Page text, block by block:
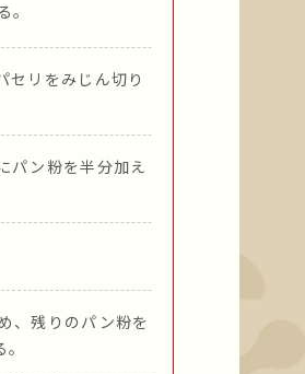
セリをみじん切り
パン粉を半分加え
、残りのパン粉を